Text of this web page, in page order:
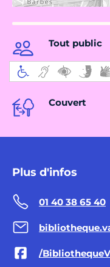
Tout public
Couvert
Plus d'infos
01 40 38 65 40
/